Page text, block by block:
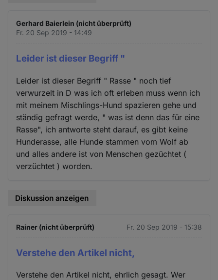
Gerhard Baierlein (nicht überprüft)
Fr. 20 Sep 2019 - 14:49
Leider ist dieser Begriff "
Leider ist dieser Begriff " Rasse " noch tief
verwurzelt in D was ich oft erleben muss wenn ich
mit meinem Mischlings-Hund spazieren gehe und
ständig gefragt werde, " was ist denn das für eine
Rasse", ich antworte steht darauf, es gibt keine
Hunderasse, alle Hunde stammen vom Wolf ab
und alles andere ist von Menschen gezüchtet (
verzüchtet ) worden.
Diskussion anzeigen
Rainer (nicht überprüft) Fr. 20 Sep 2019 - 15:38
Verstehe den Artikel nicht,
Verstehe den Artikel nicht, ehrlich gesagt. Wer